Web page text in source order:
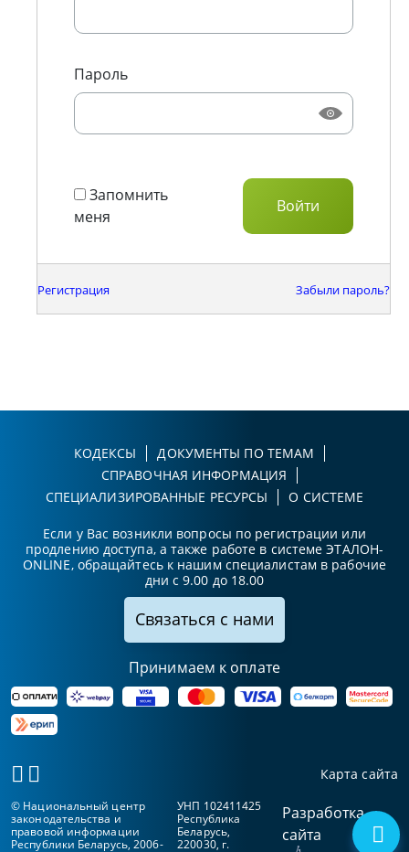
Пароль
Запомнить
меня
Регистрация Забыли пароль?
КОДЕКСЫ
ДОКУМЕНТЫ ПО ТЕМАМ
СПРАВОЧНАЯ ИНФОРМАЦИЯ
СПЕЦИАЛИЗИРОВАННЫЕ РЕСУРСЫ
О СИСТЕМЕ
Если у Вас возникли вопросы по регистрации или
продлению доступа, а также работе в системе ЭТАЛОН-
ONLINE, обращайтесь к нашим специалистам в рабочие
дни с 9.00 до 18.00
Связаться с нами
Принимаем к оплате
Карта сайта
© Национальный центр
законодательства и
правовой информации
Республики Беларусь, 2006-
УНП 102411425
Республика
Беларусь,
220030, г.
Разработка
сайта